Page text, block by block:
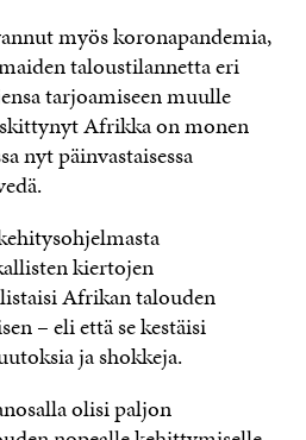
myös koronapandemia,
taloustilannetta eri
tarjoamiseen muulle
Afrikka on monen
nyt päinvastaisessa
kiertojen
Afrikan talouden
– eli että se kestäisi
ja shokkeja.
olisi paljon